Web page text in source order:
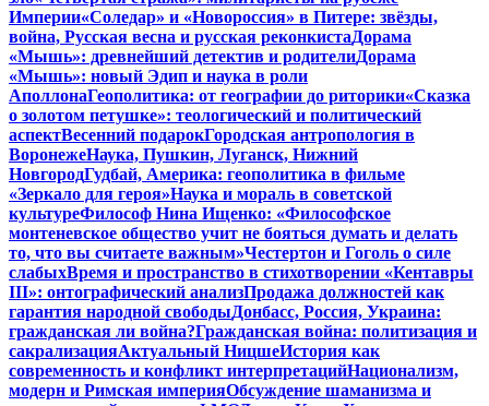
Империи«Соледар» и «Новороссия» в Питере: звёзды,
война, Русская весна и русская реконкистаДорама
«Мышь»: древнейший детектив и родителиДорама
«Мышь»: новый Эдип и наука в роли
АполлонаГеополитика: от географии до риторики«Сказка
о золотом петушке»: теологический и политический
аспектВесенний подарокГородская антропология в
ВоронежеНаука, Пушкин, Луганск, Нижний
НовгородГудбай, Америка: геополитика в фильме
«Зеркало для героя»Наука и мораль в советской
культуреФилософ Нина Ищенко: «Философское
монтеневское общество учит не бояться думать и делать
то, что вы считаете важным»Честертон и Гоголь о силе
слабыхВремя и пространство в стихотворении «Кентавры
III»: онтографический анализПродажа должностей как
гарантия народной свободыДонбасс, Россия, Украина:
гражданская ли война?Гражданская война: политизация и
сакрализацияАктуальный НицшеИстория как
современность и конфликт интерпретацийНационализм,
модерн и Римская империяОбсуждение шаманизма и